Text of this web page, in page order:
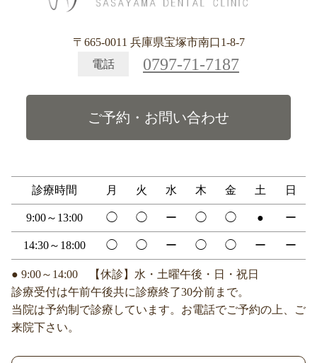
〒665-0011 兵庫県宝塚市南口1-8-7
電話
0797-71-7187
ご予約・お問い合わせ
診療時間 月 火 水 木 金 土 日
9:00～13:00 ◯ ◯ ー ◯ ◯ ● ー
14:30～18:00 ◯ ◯ ー ◯ ◯ ー ー
● 9:00～14:00 【休診】水・土曜午後・日・祝日
診療受付は午前午後共に診療終了30分前まで。
当院は予約制で診療しています。お電話でご予約の上、ご
来院下さい。